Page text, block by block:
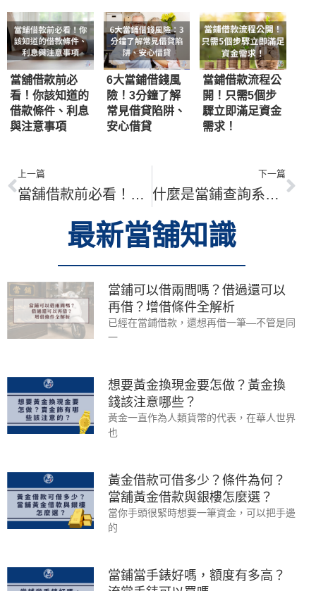
當舖借款前必
看！你該知道的
借款條件、利息
與注意事項
6大當鋪借錢風
險！3分鐘了解
常見借貸陷阱、
安心借貸
當鋪借款流程公
開！只需5個步
驟立即滿足資金
需求！
上一篇
當舖借款前必看！你該知道的借款條件、利息與注意事項
下一篇
什麼是當鋪查詢系統？當舖的聯徵系統能看到哪些資訊？
最新當舖知識
當鋪可以借兩間嗎？借過還可以
再借？增借條件全解析
已經在當鋪借款，還想再借一筆—不管是同
一
想要黃金換現金要怎做？黃金換
錢該注意哪些？
黃金一直作為人類貨幣的代表，在華人世界
也
黃金借款可借多少？條件為何？
當舖黃金借款與銀樓怎麼選？
當你手頭很緊時想要一筆資金，可以把手邊
的
當鋪當手錶好嗎，額度有多高？